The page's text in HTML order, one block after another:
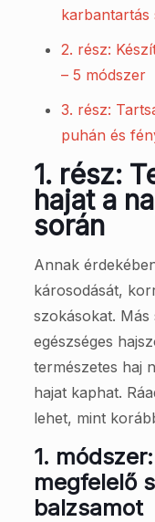
karbantartás
2. rész:
– 5 módszer
3. rész:
puhán és
1. rész:
hajat a
során
Annak
károsodását,
szokásokat.
egészséges
természetes haj
hajat kaphat.
lehet, mint
1.
megfelelő
balzsamot